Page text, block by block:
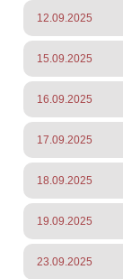
12.09.2025
15.09.2025
16.09.2025
17.09.2025
18.09.2025
19.09.2025
23.09.2025